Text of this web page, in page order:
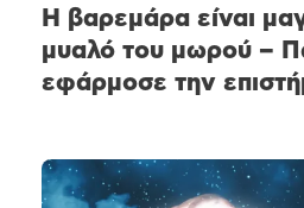
Η βαρεμάρα είναι
μυαλό του μωρού –
εφάρμοσε την